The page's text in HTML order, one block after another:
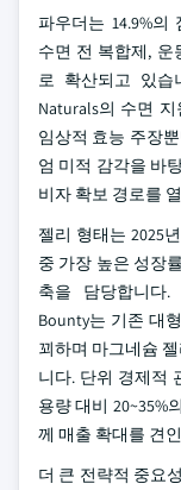
파우더는 14.9%의
수면 전 복합제, 운
로 확산되고 있습
Naturals의 수면
임상적 효능 주장
엄 미적 감각을 바
비자 확보 경로를
젤리 형태는 2025
중 가장 높은 성장
축을 담당합니다.
Bounty는 기존 대
꾀하며 마그네슘
니다. 단위 경제적
용량 대비 20~35%
께 매출 확대를 견
더 큰 전략적 중요